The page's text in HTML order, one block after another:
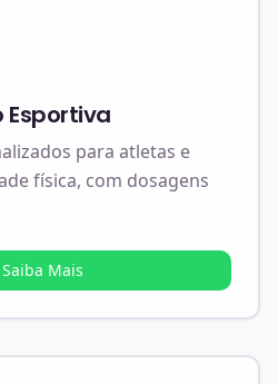
para atletas e
física, com dosagens
Saiba Mais